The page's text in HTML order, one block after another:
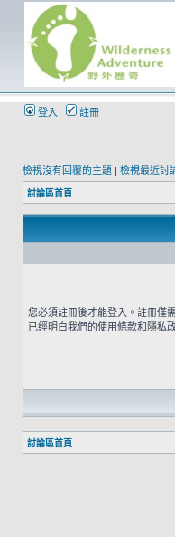
登入 註冊
檢視沒有回覆的主題 | 檢視最近討
討論區首頁
您必須註冊後才能登入。註冊僅
已經明白我們的使用條款和隱私
討論區首頁